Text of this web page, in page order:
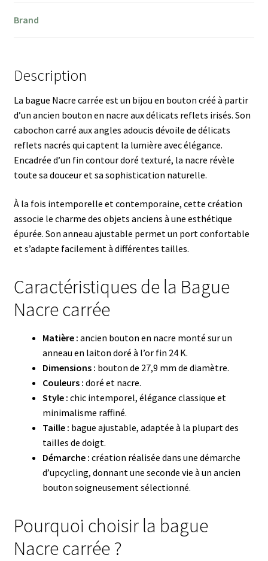
Brand
Description
La bague Nacre carrée est un bijou en bouton créé à partir
d’un ancien bouton en nacre aux délicats reflets irisés. Son
cabochon carré aux angles adoucis dévoile de délicats
reflets nacrés qui captent la lumière avec élégance.
Encadrée d’un fin contour doré texturé, la nacre révèle
toute sa douceur et sa sophistication naturelle.
À la fois intemporelle et contemporaine, cette création
associe le charme des objets anciens à une esthétique
épurée. Son anneau ajustable permet un port confortable
et s’adapte facilement à différentes tailles.
Caractéristiques de la Bague
Nacre carrée
Matière : ancien bouton en nacre monté sur un
anneau en laiton doré à l’or fin 24 K.
Dimensions : bouton de 27,9 mm de diamètre.
Couleurs : doré et nacre.
Style : chic intemporel, élégance classique et
minimalisme raffiné.
Taille : bague ajustable, adaptée à la plupart des
tailles de doigt.
Démarche : création réalisée dans une démarche
d’upcycling, donnant une seconde vie à un ancien
bouton soigneusement sélectionné.
Pourquoi choisir la bague
Nacre carrée ?